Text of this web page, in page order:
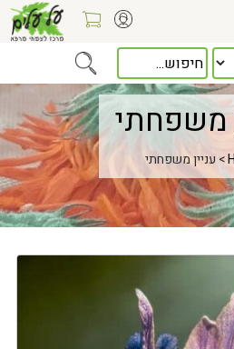
משפחתי
> עניין משפחתי